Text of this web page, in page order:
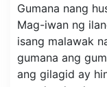
Gumana nang
Mag-iwan ng
isang malawak
gumana ang
ang gilagid ay